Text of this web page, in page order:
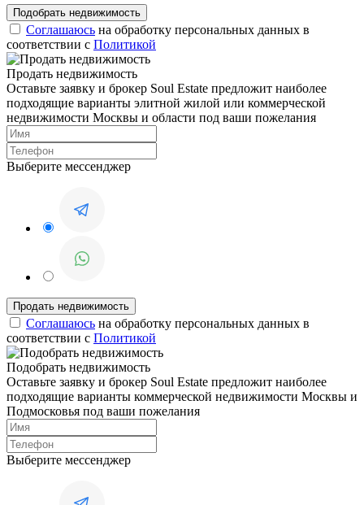
Соглашаюсь на обработку персональных данных в
соответствии с Политикой
Продать недвижимость
Оставьте заявку и брокер Soul Estate предложит наиболее
подходящие варианты элитной жилой или коммерческой
недвижимости Москвы и области под ваши пожелания
Выберите мессенджер
Соглашаюсь на обработку персональных данных в
соответствии с Политикой
Подобрать недвижимость
Оставьте заявку и брокер Soul Estate предложит наиболее
подходящие варианты коммерческой недвижимости Москвы и
Подмосковья под ваши пожелания
Выберите мессенджер